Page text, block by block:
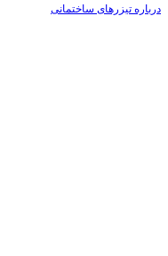
درباره تیزرهای ساختمانی